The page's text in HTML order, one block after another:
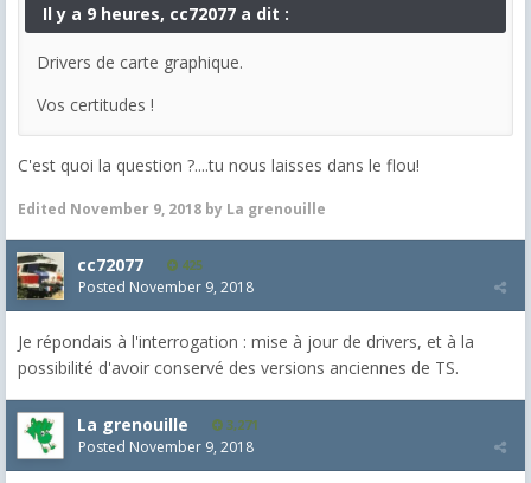
Il y a 9 heures, cc72077 a dit :
Drivers de carte graphique.
Vos certitudes !
C'est quoi la question ?....tu nous laisses dans le flou!
Edited November 9, 2018 by La grenouille
cc72077 425
Posted November 9, 2018
Je répondais à l'interrogation : mise à jour de drivers, et à la
possibilité d'avoir conservé des versions anciennes de TS.
La grenouille 3,271
Posted November 9, 2018